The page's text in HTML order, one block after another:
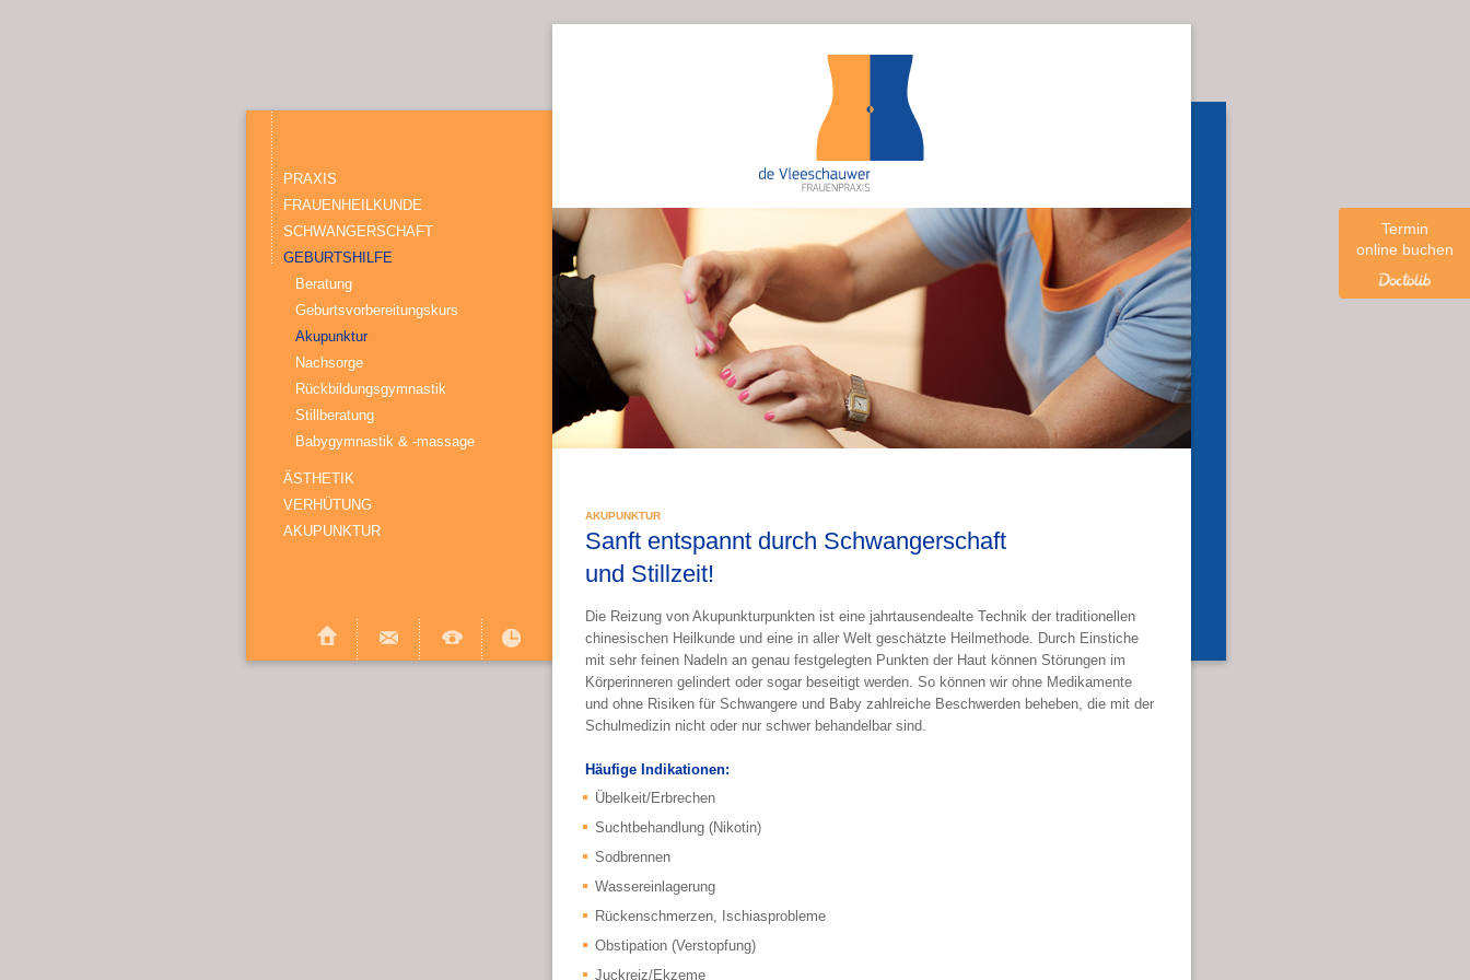
PRAXIS
FRAUENHEILKUNDE
SCHWANGERSCHAFT
GEBURTSHILFE
Beratung
Geburtsvorbereitungskurs
Akupunktur
Nachsorge
Rückbildungsgymnastik
Stillberatung
Babygymnastik & -massage
ÄSTHETIK
VERHÜTUNG
AKUPUNKTUR
Termin
online buchen
akupunktur
Sanft entspannt durch Schwangerschaft
und Stillzeit!
Die Reizung von Akupunkturpunkten ist eine jahrtausendealte Technik der traditionellen
chinesischen Heilkunde und eine in aller Welt geschätzte Heilmethode. Durch Einstiche
mit sehr feinen Nadeln an genau festgelegten Punkten der Haut können Störungen im
Körperinneren gelindert oder sogar beseitigt werden. So können wir ohne Medikamente
und ohne Risiken für Schwangere und Baby zahlreiche Beschwerden beheben, die mit der
Schulmedizin nicht oder nur schwer behandelbar sind.
Häufige Indikationen:
Übelkeit/Erbrechen
Suchtbehandlung (Nikotin)
Sodbrennen
Wassereinlagerung
Rückenschmerzen, Ischiasprobleme
Obstipation (Verstopfung)
Juckreiz/Ekzeme